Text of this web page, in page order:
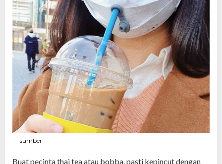
sumber
Buat pecinta thai tea atau bobba, pasti kepincut dengan